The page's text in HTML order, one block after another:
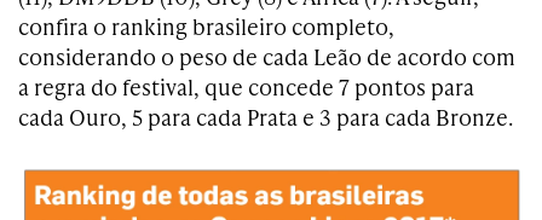
confira o ranking brasileiro completo,
considerando o peso de cada Leão de acordo com
a regra do festival, que concede 7 pontos para
cada Ouro, 5 para cada Prata e 3 para cada Bronze.